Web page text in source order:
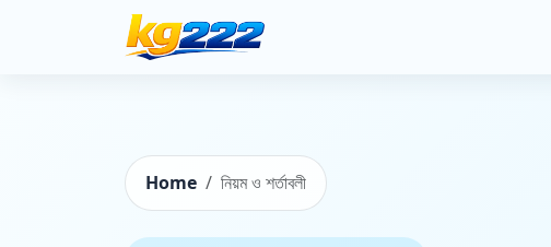
Home নিয়ম ও শর্তাবলী